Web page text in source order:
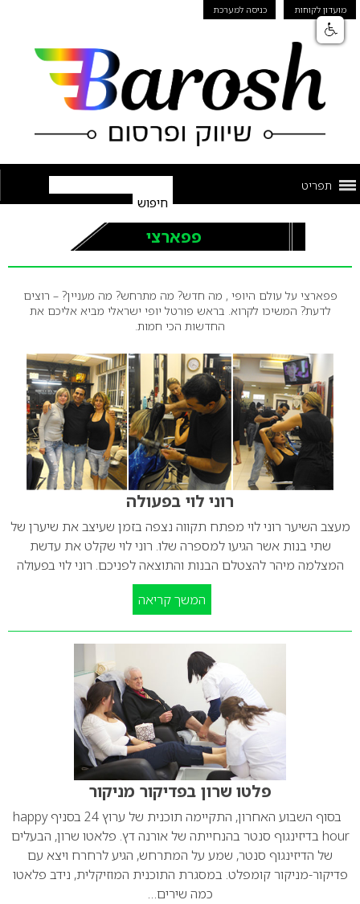
מועדון לקוחות כניסה למערכת
תפריט
פפארצי
פפארצי על עולם היופי , מה חדש? מה מתרחש? מה מעניין? – רוצים
לדעת? המשיכו לקרוא. בראש פורטל יופי ישראלי מביא אליכם את
החדשות הכי חמות.
רוני לוי בפעולה
מעצב השיער רוני לוי מפתח תקווה נצפה בזמן שעיצב את שיערן של
שתי בנות אשר הגיעו למספרה שלו. רוני לוי שקלט את עדשת
המצלמה מיהר להצטלם הבנות והתוצאה לפניכם. רוני לוי בפעולה
המשך קריאה
פלטו שרון בפדיקור מניקור
בסוף השבוע האחרון, התקיימה תוכנית של ערוץ 24 בסניף happy
hour בדיזינגוף סנטר בהנחייתה של אורנה דץ. פלאטו שרון, הבעלים
של הדיזינגוף סנטר, שמע על המתרחש, הגיע לרחרח ויצא עם
פדיקור-מניקור קומפלט. במסגרת התוכנית המוזיקלית, נידב פלאטו
כמה שירים…